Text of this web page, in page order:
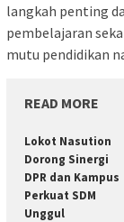
langkah penting
pembelajaran
mutu pendidikan
READ MORE
Lokot Nasution
Dorong Sinergi
DPR dan Kampus
Perkuat SDM
Unggul